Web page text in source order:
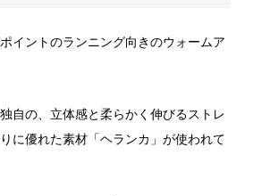
イントのランニング向きのウォームア
自の、立体感と柔らかく伸びるストレ
に優れた素材「ヘランカ」が使われて